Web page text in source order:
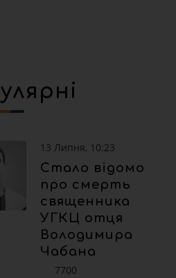
13 Липня, 10:23
Стало відомо
про смерть
священника
УГКЦ отця
Володимира
Чабана
7700